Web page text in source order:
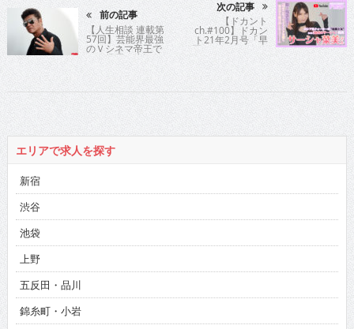
前の記事
【人生相談 連載第
57回】芸能界最強
のＶシネマ帝王で
ある俳優の小沢仁
志氏が時に優し
く、時に厳しく歯
切れよく人生指
南！
次の記事
【ドカント
ch.#100】ドカン
ト21年2月号「早
耳！エンタメ・イ
ンタビュー556」
サーシャ菜美さん
の動画第2弾！
エリアで求人を探す
新宿
渋谷
池袋
上野
五反田・品川
錦糸町・小岩